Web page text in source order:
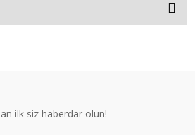
ilk siz haberdar olun!